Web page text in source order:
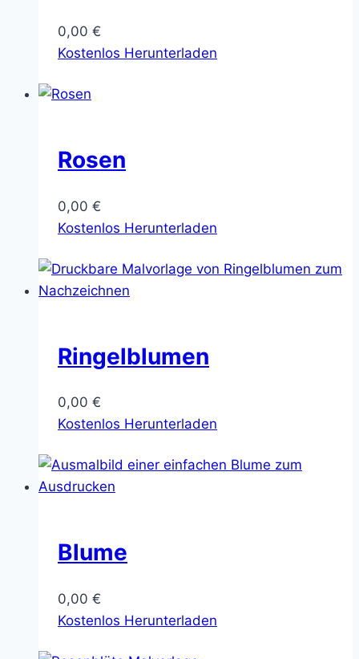
0,00 €
Kostenlos Herunterladen
Rosen
0,00 €
Kostenlos Herunterladen
Ringelblumen
0,00 €
Kostenlos Herunterladen
Blume
0,00 €
Kostenlos Herunterladen